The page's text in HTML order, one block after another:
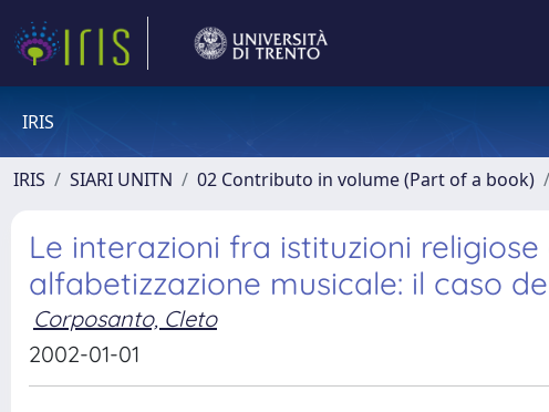
IRIS
IRIS SIARI UNITN 02 Contributo in volume (Part of a book)
Le interazioni fra istituzioni
alfabetizzazione musicale: il caso
Corposanto, Cleto
2002-01-01